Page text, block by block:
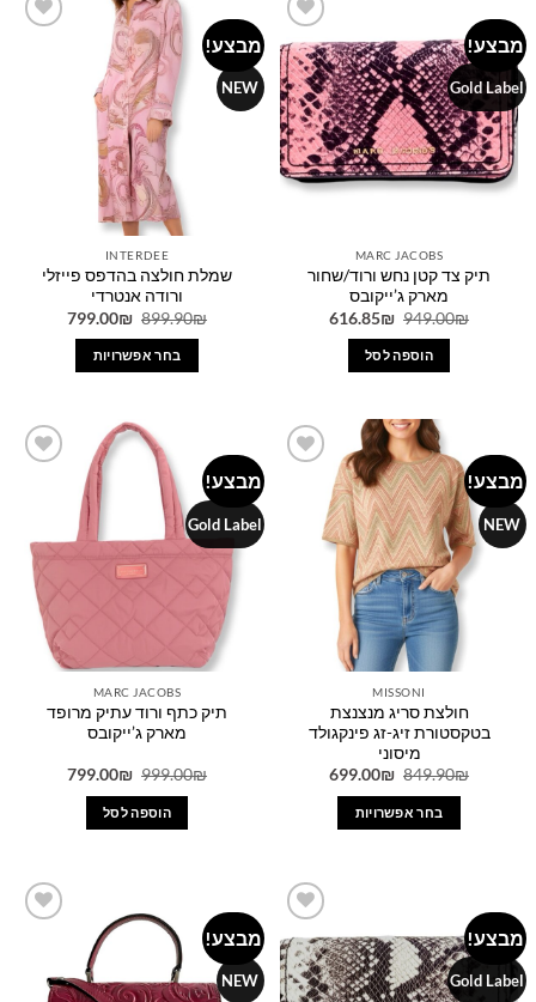
מספר
סוגים.
ניתן
לבחור
את
האפשרויות
בעמוד
המוצר
מבצע!
Gold Label
Add to
wishlist
MARC JACOBS
תיק צד קטן נחש ורוד/שחור
מארק ג’ייקובס
949.00₪
המחיר
היה:
949.00₪.
616.85₪
המחיר
הוספה לסל
מבצע!
NEW
INTERDEE
שמלת חולצה בהדפס פייזלי
ורודה אנטרדי
899.90₪
המחיר
היה:
899.90₪.
799.00₪
המחיר
בחר אפשרויות
יש
מספר
סוגים.
לבחור
את
האפשרויות
מבצע!
NEW
MISSONI
חולצת סריג מנצנצת
בטקסטורת זיג-זג פינקגולד
מיסוני
849.90₪
המחיר
849.90₪.
699.00₪
המחיר
בחר אפשרויות
סוגים.
ניתן
לבחור
מבצע!
Gold Label
MARC JACOBS
תיק כתף ורוד עתיק מרופד
מארק ג’ייקובס
999.00₪
המחיר
היה:
999.00₪.
799.00₪
המחיר
הוספה לסל
מבצע!
Gold Label
Add to
wishlist
מבצע!
NEW